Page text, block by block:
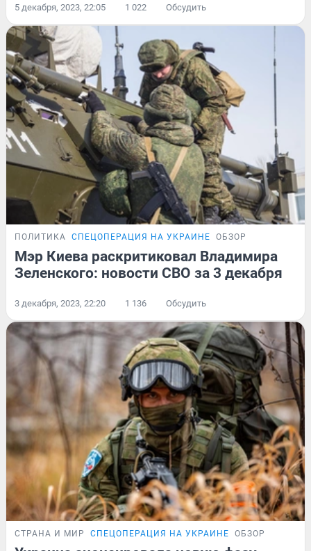
5 декабря, 2023, 22:05 1 022 Обсудить
ПОЛИТИКА СПЕЦОПЕРАЦИЯ НА УКРАИНЕ ОБЗОР
Мэр Киева раскритиковал Владимира
Зеленского: новости СВО за 3 декабря
3 декабря, 2023, 22:20 1 136 Обсудить
СТРАНА И МИР СПЕЦОПЕРАЦИЯ НА УКРАИНЕ ОБЗОР